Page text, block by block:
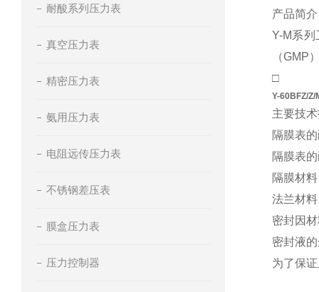
耐酸系列压力表
真空压力表
精密压力表
氨用压力表
电阻远传压力表
不锈钢差压表
膜盒压力表
压力控制器
产品简介
Y-M系
（GMP
□
Y-60BFZ/Z/
主要技
隔膜表
隔膜表
隔膜材
法兰材
密封因
密封液
为了保